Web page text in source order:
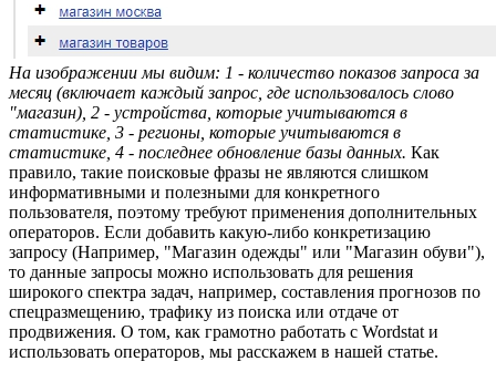
На изображении мы видим: 1 - количество показов запроса за
месяц (включает каждый запрос, где использовалось слово
"магазин), 2 - устройства, которые учитываются в
статистике, 3 - регионы, которые учитываются в
статистике, 4 - последнее обновление базы данных. Как
правило, такие поисковые фразы не являются слишком
информативными и полезными для конкретного
пользователя, поэтому требуют применения дополнительных
операторов. Если добавить какую-либо конкретизацию
запросу (Например, "Магазин одежды" или "Магазин обуви"),
то данные запросы можно использовать для решения
широкого спектра задач, например, составления прогнозов по
спецразмещению, трафику из поиска или отдаче от
продвижения. О том, как грамотно работать с Wordstat и
использовать операторов, мы расскажем в нашей статье.